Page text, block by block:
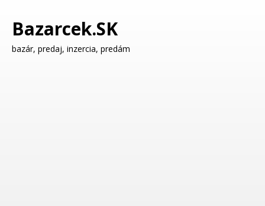
Bazarcek.SK
bazár, predaj, inzercia, predám